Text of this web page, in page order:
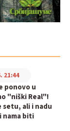
ponovo u
"niški Real"!
setu, ali i nadu
nama biti
21:44